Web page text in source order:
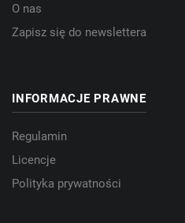
O nas
Zapisz się do newslettera
INFORMACJE PRAWNE
Regulamin
Licencje
Polityka prywatności